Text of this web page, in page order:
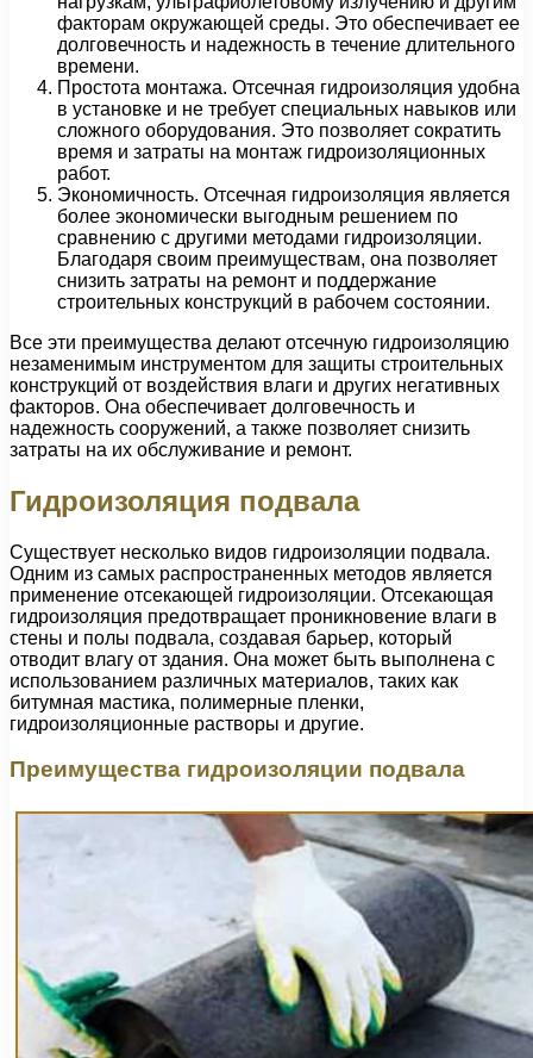
факторам окружающей среды. Это обеспечивает ее
долговечность и надежность в течение длительного
времени.
Простота монтажа. Отсечная гидроизоляция удобна
в установке и не требует специальных навыков или
сложного оборудования. Это позволяет сократить
время и затраты на монтаж гидроизоляционных
работ.
Экономичность. Отсечная гидроизоляция является
более экономически выгодным решением по
сравнению с другими методами гидроизоляции.
Благодаря своим преимуществам, она позволяет
снизить затраты на ремонт и поддержание
строительных конструкций в рабочем состоянии.
Все эти преимущества делают отсечную гидроизоляцию
незаменимым инструментом для защиты строительных
конструкций от воздействия влаги и других негативных
факторов. Она обеспечивает долговечность и
надежность сооружений, а также позволяет снизить
затраты на их обслуживание и ремонт.
Гидроизоляция подвала
Существует несколько видов гидроизоляции подвала.
Одним из самых распространенных методов является
применение отсекающей гидроизоляции. Отсекающая
гидроизоляция предотвращает проникновение влаги в
стены и полы подвала, создавая барьер, который
отводит влагу от здания. Она может быть выполнена с
использованием различных материалов, таких как
битумная мастика, полимерные пленки,
гидроизоляционные растворы и другие.
Преимущества гидроизоляции подвала